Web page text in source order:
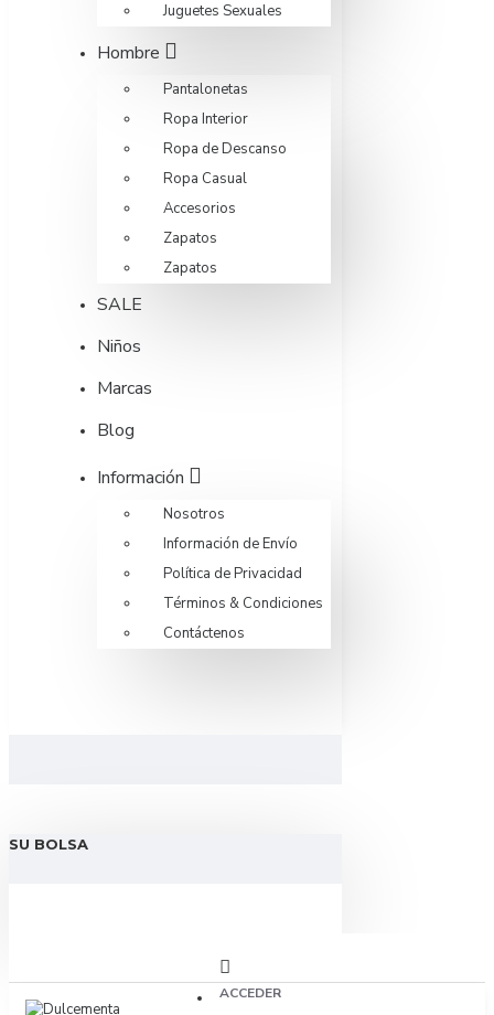
Juguetes Sexuales
Hombre
Pantalonetas
Ropa Interior
Ropa de Descanso
Ropa Casual
Accesorios
Zapatos
Zapatos
SALE
Niños
Marcas
Blog
Información
Nosotros
Información de Envío
Política de Privacidad
Términos & Condiciones
Contáctenos
SU BOLSA
ACCEDER